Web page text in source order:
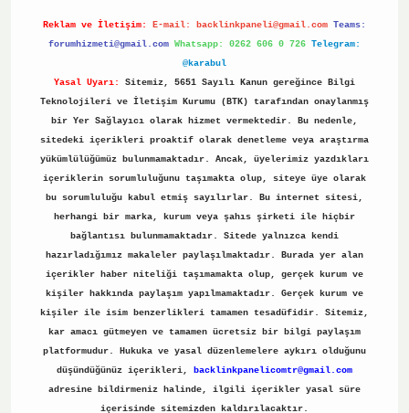
Reklam ve İletişim: E-mail: backlinkpaneli@gmail.com Teams:
forumhizmeti@gmail.com Whatsapp: 0262 606 0 726 Telegram:
@karabul
Yasal Uyarı:
Sitemiz, 5651 Sayılı Kanun gereğince Bilgi
Teknolojileri ve İletişim Kurumu (BTK) tarafından onaylanmış
bir Yer Sağlayıcı olarak hizmet vermektedir. Bu nedenle,
sitedeki içerikleri proaktif olarak denetleme veya araştırma
yükümlülüğümüz bulunmamaktadır. Ancak, üyelerimiz yazdıkları
içeriklerin sorumluluğunu taşımakta olup, siteye üye olarak
bu sorumluluğu kabul etmiş sayılırlar. Bu internet sitesi,
herhangi bir marka, kurum veya şahıs şirketi ile hiçbir
bağlantısı bulunmamaktadır. Sitede yalnızca kendi
hazırladığımız makaleler paylaşılmaktadır. Burada yer alan
içerikler haber niteliği taşımamakta olup, gerçek kurum ve
kişiler hakkında paylaşım yapılmamaktadır. Gerçek kurum ve
kişiler ile isim benzerlikleri tamamen tesadüfidir. Sitemiz,
kar amacı gütmeyen ve tamamen ücretsiz bir bilgi paylaşım
platformudur. Hukuka ve yasal düzenlemelere aykırı olduğunu
düşündüğünüz içerikleri,
backlinkpanelicomtr@gmail.com
adresine bildirmeniz halinde, ilgili içerikler yasal süre
içerisinde sitemizden kaldırılacaktır.